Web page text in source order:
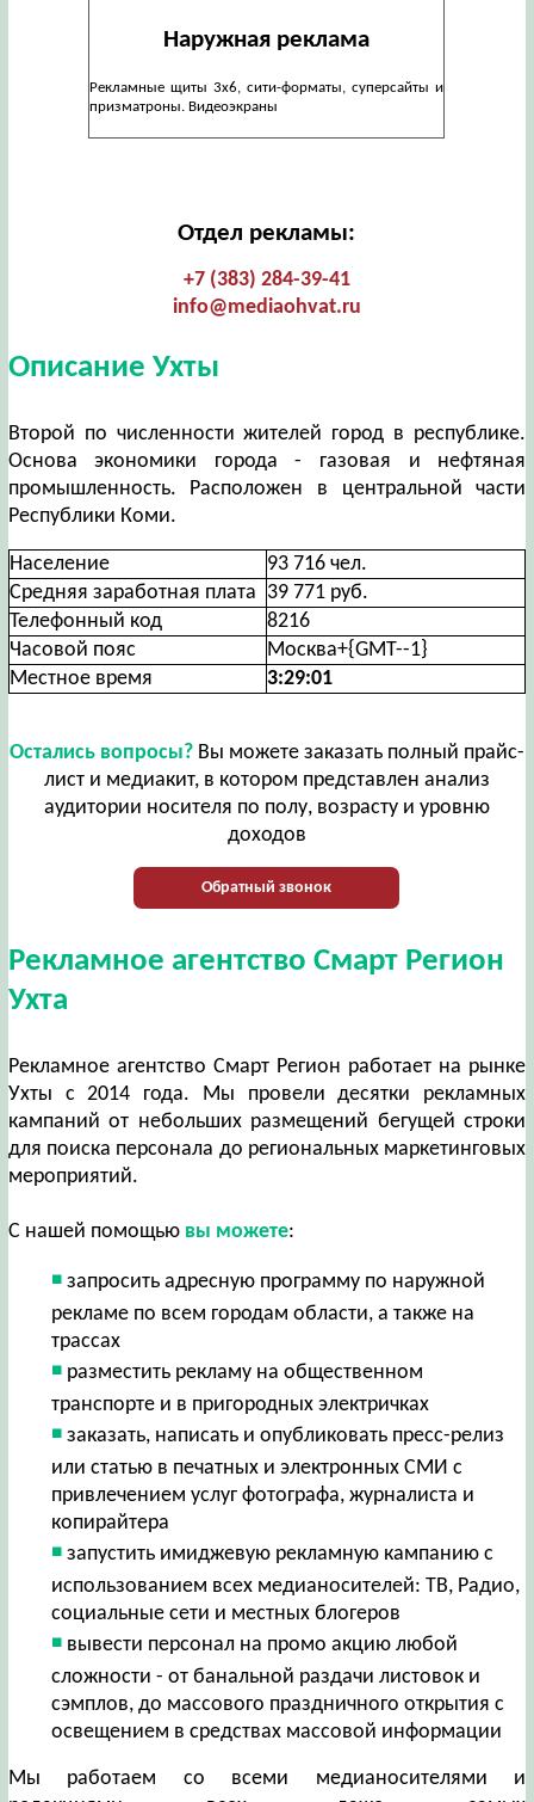
Наружная реклама
Рекламные щиты 3х6, сити-форматы, суперсайты и
призматроны. Видеоэкраны
Отдел рекламы:
+7 (383) 284-39-41
info@mediaohvat.ru
Описание Ухты
Второй по численности жителей город в республике.
Основа экономики города - газовая и нефтяная
промышленность. Расположен в центральной части
Республики Коми.
Население
93 716 чел.
Средняя заработная плата 39 771 руб.
Телефонный код
8216
Часовой пояс
Москва+{GMT--1}
Местное время
3:29:01
Остались вопросы?Вы можете заказать полный прайс-
лист и медиакит, в котором представлен анализ
аудитории носителя по полу, возрасту и уровню
доходов
Обратный звонок
Рекламное агентство Смарт Регион
Ухта
Рекламное агентство Смарт Регион работает на рынке
Ухты с 2014 года. Мы провели десятки рекламных
кампаний от небольших размещений бегущей строки
для поиска персонала до региональных маркетинговых
мероприятий.
С нашей помощью вы можете:
запросить адресную программу по наружной
рекламе по всем городам области, а также на
трассах
разместить рекламу на общественном
транспорте и в пригородных электричках
заказать, написать и опубликовать пресс-релиз
или статью в печатных и электронных СМИ с
привлечением услуг фотографа, журналиста и
копирайтера
запустить имиджевую рекламную кампанию с
использованием всех медианосителей: ТВ, Радио,
социальные сети и местных блогеров
вывести персонал на промо акцию любой
сложности - от банальной раздачи листовок и
сэмплов, до массового праздничного открытия с
освещением в средствах массовой информации
Мы работаем со всеми медианосителями и